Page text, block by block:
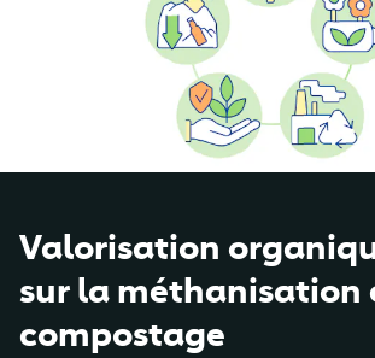
Valorisation
sur la méthanisation
compostage